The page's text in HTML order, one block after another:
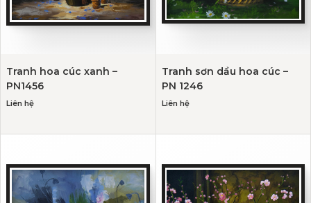
Tranh hoa cúc xanh –
PN1456
Liên hệ
Tranh sơn dầu hoa cúc –
PN 1246
Liên hệ